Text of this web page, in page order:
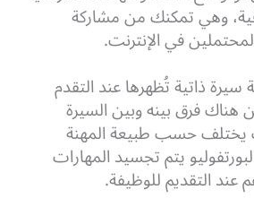
وهي تمكنك من مشاركة
في الإنترنت.
سيرة ذاتية تُظهرها عند التقدم
هناك فرق بينه وبين السيرة
يختلف حسب طبيعة المهنة
يتم تجسيد المهارات
عند التقديم للوظيفة.